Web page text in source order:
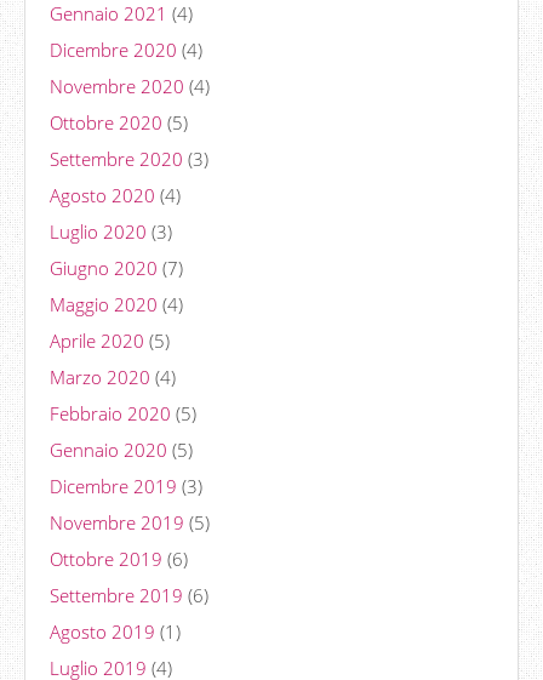
Gennaio 2021 (4)
Dicembre 2020 (4)
Novembre 2020 (4)
Ottobre 2020 (5)
Settembre 2020 (3)
Agosto 2020 (4)
Luglio 2020 (3)
Giugno 2020 (7)
Maggio 2020 (4)
Aprile 2020 (5)
Marzo 2020 (4)
Febbraio 2020 (5)
Gennaio 2020 (5)
Dicembre 2019 (3)
Novembre 2019 (5)
Ottobre 2019 (6)
Settembre 2019 (6)
Agosto 2019 (1)
Luglio 2019 (4)